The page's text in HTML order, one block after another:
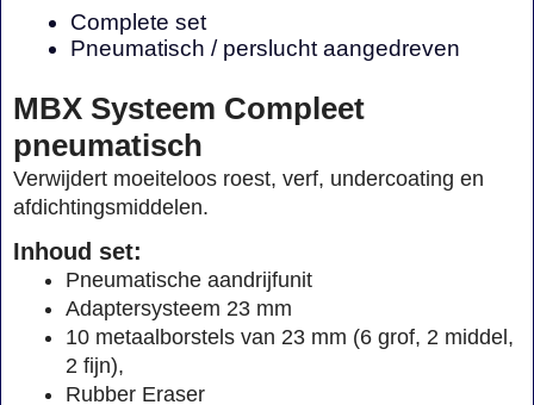
Complete set
Pneumatisch / perslucht aangedreven
MBX Systeem Compleet
pneumatisch
Verwijdert moeiteloos roest, verf, undercoating en
afdichtingsmiddelen.
Inhoud set:
Pneumatische aandrijfunit
Adaptersysteem 23 mm
10 metaalborstels van 23 mm (6 grof, 2 middel,
2 fijn),
Rubber Eraser